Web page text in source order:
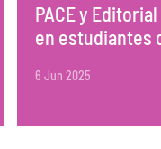
PACE y
en estudiantes
6 Jun 2025